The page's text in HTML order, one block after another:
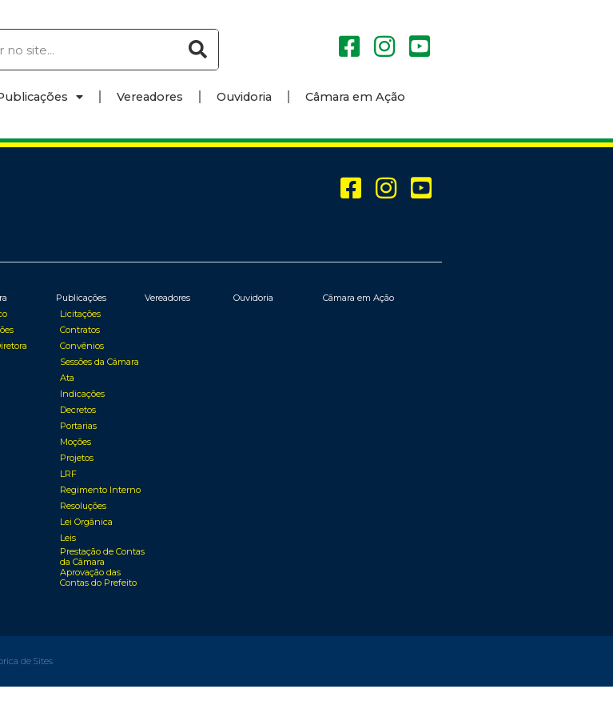
Vereadores Ouvidoria Câmara em Ação
Publicações
Licitações
Contratos
Convênios
Sessões da Câmara
Ata
Indicações
Decretos
Portarias
Moções
Projetos
LRF
Regimento Interno
Resoluções
Lei Orgânica
Leis
Prestação de Contas
da Câmara
Aprovação das
Contas do Prefeito
Vereadores Ouvidoria Câmara em Ação
de Sites